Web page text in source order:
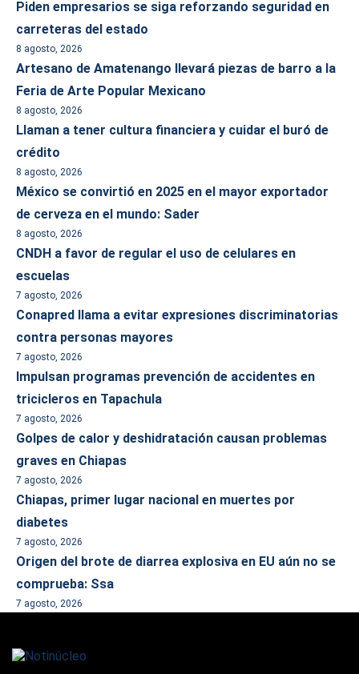
Piden empresarios se siga reforzando seguridad en
carreteras del estado
8 agosto, 2026
Artesano de Amatenango llevará piezas de barro a la
Feria de Arte Popular Mexicano
8 agosto, 2026
Llaman a tener cultura financiera y cuidar el buró de
crédito
8 agosto, 2026
México se convirtió en 2025 en el mayor exportador
de cerveza en el mundo: Sader
8 agosto, 2026
CNDH a favor de regular el uso de celulares en
escuelas
7 agosto, 2026
Conapred llama a evitar expresiones discriminatorias
contra personas mayores
7 agosto, 2026
Impulsan programas prevención de accidentes en
tricicleros en Tapachula
7 agosto, 2026
Golpes de calor y deshidratación causan problemas
graves en Chiapas
7 agosto, 2026
Chiapas, primer lugar nacional en muertes por
diabetes
7 agosto, 2026
Origen del brote de diarrea explosiva en EU aún no se
comprueba: Ssa
7 agosto, 2026